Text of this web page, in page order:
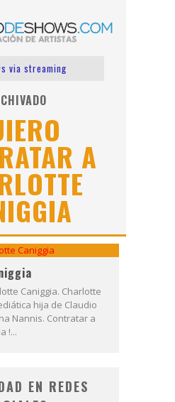
via streaming
Nicole
Azules
A
Caniggia. Charlotte
hija de Claudio
Nannis. Contratar a
!...
EN REDES